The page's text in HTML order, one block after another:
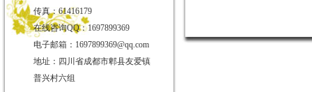
传真：61416179
在线咨询QQ：1697899369
电子邮箱：1697899369@qq.com
地址：四川省成都市郫县友爱镇
普兴村六组